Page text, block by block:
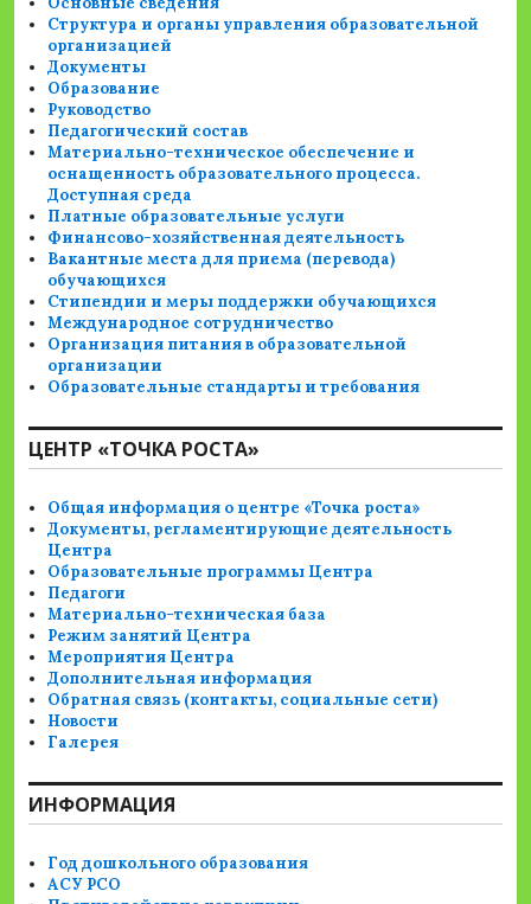
Структура и органы управления образовательной
организацией
Документы
Образование
Руководство
Педагогический состав
Материально-техническое обеспечение и
оснащенность образовательного процесса.
Доступная среда
Платные образовательные услуги
Финансово-хозяйственная деятельность
Вакантные места для приема (перевода)
обучающихся
Стипендии и меры поддержки обучающихся
Международное сотрудничество
Организация питания в образовательной
организации
Образовательные стандарты и требования
ЦЕНТР «ТОЧКА РОСТА»
Общая информация о центре «Точка роста»
Документы, регламентирующие деятельность
Центра
Образовательные программы Центра
Педагоги
Материально-техническая база
Режим занятий Центра
Мероприятия Центра
Дополнительная информация
Обратная связь (контакты, социальные сети)
Новости
Галерея
ИНФОРМАЦИЯ
Год дошкольного образования
АСУ РСО